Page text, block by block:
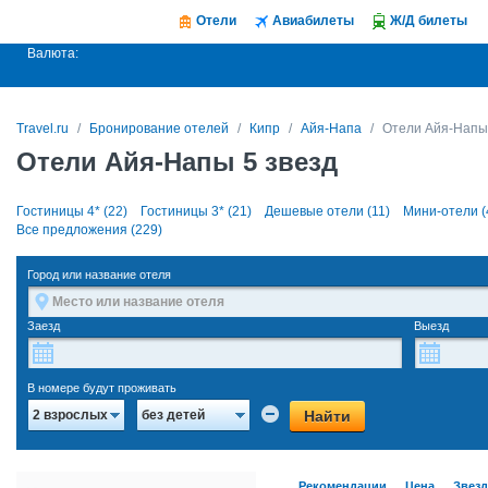
Отели Авиабилеты Ж/Д билеты
Валюта:
Travel.ru Бронирование отелей Кипр Айя-Напа Отели Айя-Напы
Отели Айя-Напы 5 звезд
Гостиницы 4* (22) Гостиницы 3* (21) Дешевые отели (11)
Мини-отели
Все предложения (229)
Город или название отеля
Заезд Выезд
В номере будут проживать
2 взрослых без детей Найти